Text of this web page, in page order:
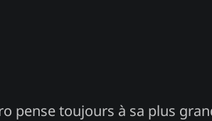
pense toujours à sa plus